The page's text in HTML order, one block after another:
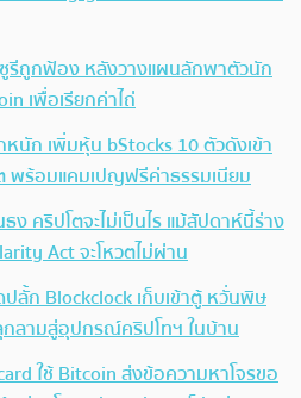
รีถูกฟ้อง หลังวางแผนลักพาตัวนัก
เพื่อเรียกค่าไถ่
หนัก เพิ่มหุ้น bStocks 10 ตัวดังเข้า
พร้อมแคมเปญฟรีค่าธรรมเนียม
ง คริปโตจะไม่เป็นไร แม้สัปดาห์นี้ร่าง
Act จะโหวตไม่ผ่าน
ปลั้ก Blockclock เก็บเข้าตู้ หวั่นพิษ
กลามสู่อุปกรณ์คริปโทฯ ในบ้าน
ใช้ Bitcoin ส่งข้อความหาโจรขอ